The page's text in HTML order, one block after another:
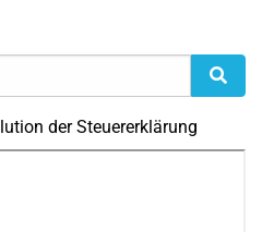
der Steuererklärung